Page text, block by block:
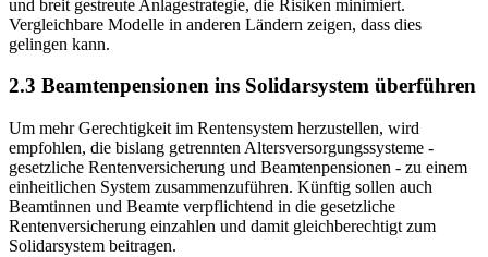
und breit gestreute Anlagestrategie, die Risiken minimiert.
Vergleichbare Modelle in anderen Ländern zeigen, dass dies
gelingen kann.
2.3 Beamtenpensionen ins Solidarsystem überführen
Um mehr Gerechtigkeit im Rentensystem herzustellen, wird
empfohlen, die bislang getrennten Altersversorgungssysteme -
gesetzliche Rentenversicherung und Beamtenpensionen - zu einem
einheitlichen System zusammenzuführen. Künftig sollen auch
Beamtinnen und Beamte verpflichtend in die gesetzliche
Rentenversicherung einzahlen und damit gleichberechtigt zum
Solidarsystem beitragen.